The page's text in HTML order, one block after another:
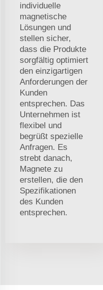
individuelle
magnetische
Lösungen und
stellen sicher,
dass die Produkte
sorgfältig optimiert
den einzigartigen
Anforderungen der
Kunden
entsprechen. Das
Unternehmen ist
flexibel und
begrüßt spezielle
Anfragen. Es
strebt danach,
Magnete zu
erstellen, die den
Spezifikationen
des Kunden
entsprechen.